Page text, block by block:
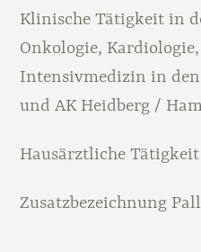
Klinische Tätigkeit in
Onkologie,
Intensivmedizin in
und AK Heidberg /
Hausärztliche Tätigkeit
Zusatzbezeichnung